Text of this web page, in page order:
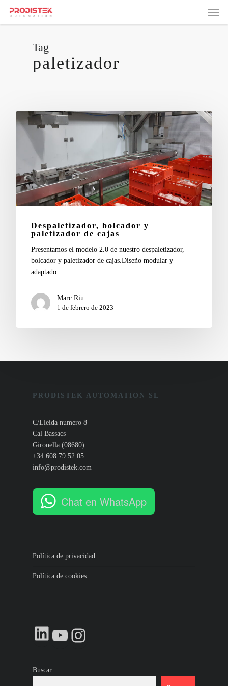
Menu
Tag
paletizador
Despaletizador, bolcador y
paletizador de cajas
Presentamos el modelo 2.0 de nuestro despaletizador,
bolcador y paletizador de cajas.Diseño modular y
adaptado…
Marc Riu
1 de febrero de 2023
PRODISTEK AUTOMATION SL
C/Lleida numero 8
Cal Bassacs
Gironella (08680)
+34 608 79 52 05
info@prodistek.com
Chat en WhatsApp
Política de privacidad
Política de cookies
LinkedIn
YouTube
Instagram
Buscar